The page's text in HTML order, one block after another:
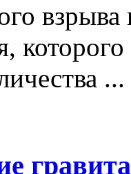
взрыва
...